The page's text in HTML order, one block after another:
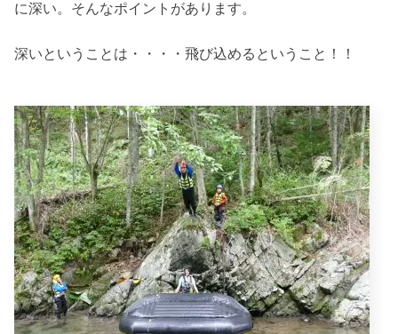
に深い。そんなポイントがあります。
深いということは・・・・飛び込めるということ！！